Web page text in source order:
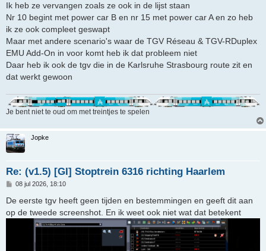
c
h
t
Ik heb ze vervangen zoals ze ook in de lijst staan
Nr 10 begint met power car B en nr 15 met power car A en zo heb
ik ze ook compleet geswapt
Maar met andere scenario's waar de TGV Réseau & TGV-RDuplex
EMU Add-On in voor komt heb ik dat probleem niet
Daar heb ik ook de tgv die in de Karlsruhe Strasbourg route zit en
dat werkt gewoon
Je bent niet te oud om met treintjes te spelen
Jopke
Re: (v1.5) [GI] Stoptrein 6316 richting Haarlem
B
r
c
08 jul 2026, 18:10
De eerste tgv heeft geen tijden en bestemmingen en geeft dit aan
op de tweede screenshot. En ik weet ook niet wat dat betekent